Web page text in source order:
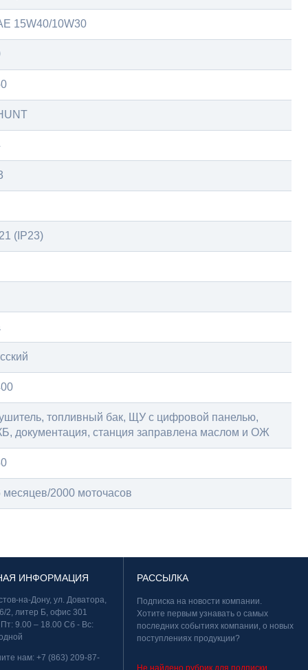
15W40/10W30
(IP23)
топливный бак, ЩУ с цифровой панелью,
документация, станция заправлена маслом и ОЖ
месяцев/2000 моточасов
ИНФОРМАЦИЯ
на-Дону, ул. Доватора,
2, литер Б, офис 301
9.00 – 18.00 Сб - Вс:
нам:+7 (863) 209-87-
РАССЫЛКА
Подписка на новости компании.
Хотите первым узнавать о самых
последних событиях компании, о новых
поступлениях продукции?
Не найдено рубрик для подписки.